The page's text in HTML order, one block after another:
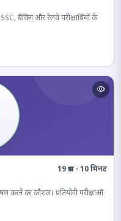
बैंकिंग और रेलवे परीक्षार्थियों के
19 प्रश्न · 10 मिनट
करने का कौशल। प्रतियोगी परीक्षाओं